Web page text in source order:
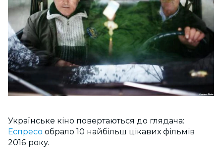
Українське кіно повертаються до глядача:
Еспресо обрало 10 найбільш цікавих фільмів
2016 року.